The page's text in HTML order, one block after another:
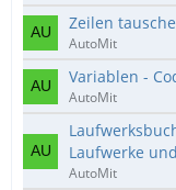
Zeilen
AutoMit
Variablen -
AutoMit
Laufwerke
AutoMit